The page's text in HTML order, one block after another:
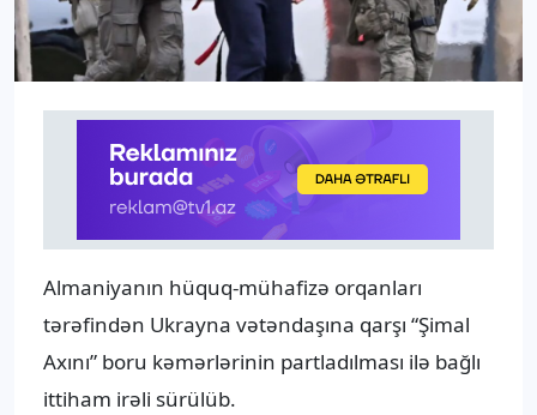
Almaniyanın hüquq-mühafizə orqanları
tərəfindən Ukrayna vətəndaşına qarşı “Şimal
Axını” boru kəmərlərinin partladılması ilə bağlı
ittiham irəli sürülüb.